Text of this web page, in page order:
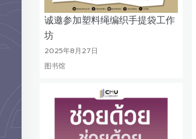
诚邀参加塑料绳编织手提袋工作
坊
2025年8月27日
图书馆